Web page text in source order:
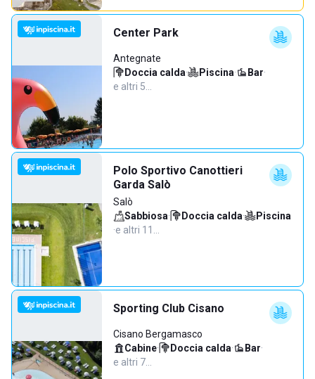
Center Park
Antegnate
Doccia calda· Piscina· Bar·
e altri 5…
Polo Sportivo Canottieri
Garda Salò
Salò
Sabbiosa· Doccia calda·
Piscina
·e altri 11…
Sporting Club Cisano
Cisano Bergamasco
Cabine· Doccia calda· Bar·
e altri 7…